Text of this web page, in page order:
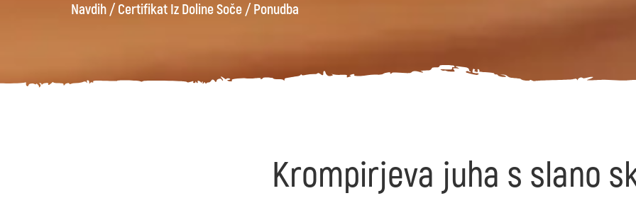
Navdih /Certifikat Iz Doline Soče /Ponudba
Krompirjeva juha s slano